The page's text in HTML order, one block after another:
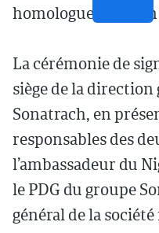
homologue
La cérémonie de
siège de la
Sonatrach, en
responsables des
l’ambassadeur du
le PDG du groupe
général de la